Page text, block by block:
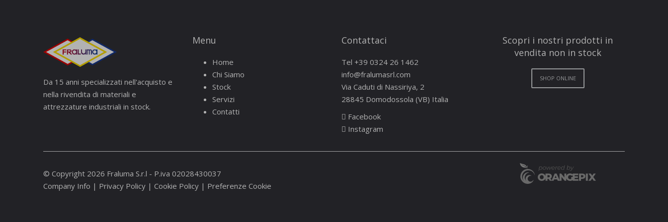
Da 15 anni specializzati nell'acquisto e
nella rivendita di materiali e
attrezzature industriali in stock.
Menu
Home
Chi Siamo
Stock
Servizi
Contatti
Contattaci
Tel +39 0324 26 1462
info@fralumasrl.com
Via Caduti di Nassiriya, 2
28845 Domodossola (VB) Italia
Facebook
Instagram
Scopri i nostri prodotti in
vendita non in stock
SHOP ONLINE
© Copyright 2026 Fraluma S.r.l - P.iva 02028430037
Company Info | Privacy Policy | Cookie Policy | Preferenze Cookie